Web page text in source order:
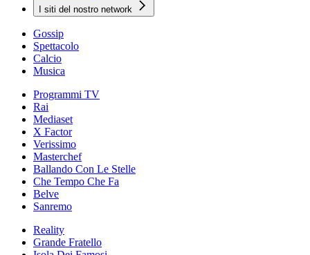
I siti del nostro network
Gossip
Spettacolo
Calcio
Musica
Programmi TV
Rai
Mediaset
X Factor
Verissimo
Masterchef
Ballando Con Le Stelle
Che Tempo Che Fa
Belve
Sanremo
Reality
Grande Fratello